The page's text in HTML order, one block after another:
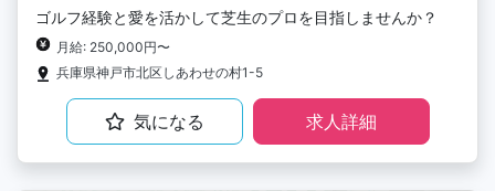
ゴルフ経験と愛を活かして芝生のプロを目指しませんか？
月給: 250,000円〜
兵庫県神戸市北区しあわせの村1-5
気になる 求人詳細